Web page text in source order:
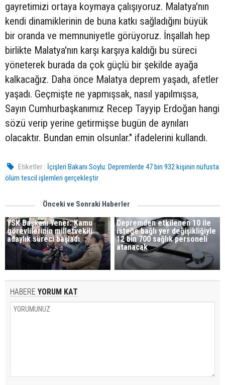
gayretimizi ortaya koymaya çalışıyoruz. Malatya'nın
kendi dinamiklerinin de buna katkı sağladığını büyük
bir oranda ve memnuniyetle görüyoruz. İnşallah hep
birlikte Malatya'nın karşı karşıya kaldığı bu süreci
yöneterek burada da çok güçlü bir şekilde ayağa
kalkacağız. Daha önce Malatya deprem yaşadı, afetler
yaşadı. Geçmişte ne yapmışsak, nasıl yapılmışsa,
Sayın Cumhurbaşkanımız Recep Tayyip Erdoğan hangi
sözü verip yerine getirmişse bugün de aynıları
olacaktır. Bundan emin olsunlar." ifadelerini kullandı.
Etiketler : İçişleri Bakanı Soylu: Depremlerde 47 bin 932 kişinin nüfusta
ölüm tescil işlemleri gerçekleştir
Önceki ve Sonraki Haberler
YSK Başkanı Yener: Kamu
görevlilerinin milletvekili
adaylık süreci başladı
Depremden etkilenen 10 ile
isteğe bağlı yer değişikliğiyle
12 bin 700 sağlık personeli
atanacak
HABERE YORUM KAT